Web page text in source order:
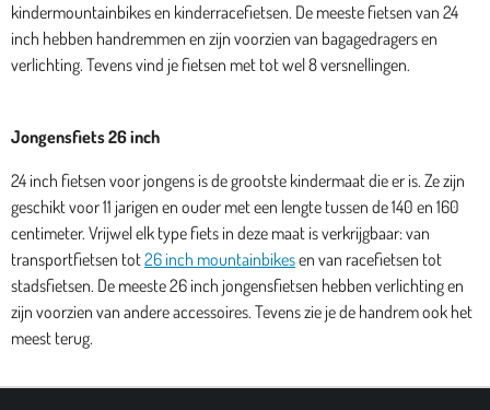
kindermountainbikes en kinderracefietsen. De meeste fietsen van 24
inch hebben handremmen en zijn voorzien van bagagedragers en
verlichting. Tevens vind je fietsen met tot wel 8 versnellingen.
Jongensfiets 26 inch
24 inch fietsen voor jongens is de grootste kindermaat die er is. Ze zijn
geschikt voor 11 jarigen en ouder met een lengte tussen de 140 en 160
centimeter. Vrijwel elk type fiets in deze maat is verkrijgbaar: van
transportfietsen tot26 inch mountainbikesen van racefietsen tot
stadsfietsen. De meeste26 inch jongensfietsen hebben verlichting en
zijn voorzien van andere accessoires. Tevens zie je de handrem ook het
meest terug.